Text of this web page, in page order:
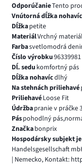
OdporúčanieTento
Vnútorná dĺžka nohavíc
Dĺžkapetite
MateriálVrchný
Farbasvetlomodrá
Číslo výrobku96339981
Dĺ. sedu komfortný pás
Dĺžka nohavícdlhý
Na stehnách priliehavé
PriliehavéLoose Fit
Údržbapranie v práčke
Páspohodlný
Značkabonprix
Hospodársky subjekt
Handelsgesellschaft
| Nemecko, Kontakt: